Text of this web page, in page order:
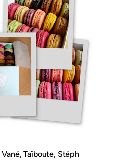
Taïboute, Stéph